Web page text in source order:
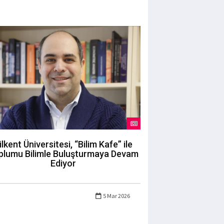
Üniversitesi, “Bilim Kafe” ile
Bilimle Buluşturmaya Devam
Ediyor
5 Mar 2026